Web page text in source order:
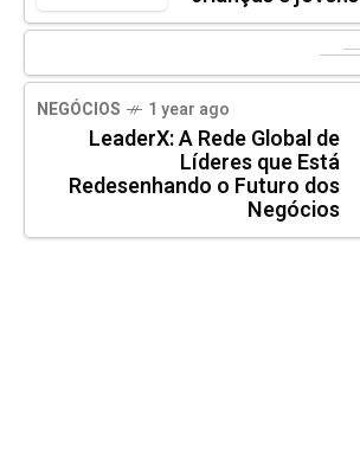
NEGÓCIOS 1 year ago
LeaderX: A Rede Global de
Líderes que Está
Redesenhando o Futuro dos
Negócios